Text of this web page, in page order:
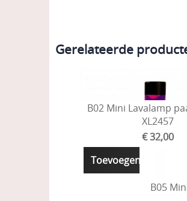
Gerelateerde
B02 Mini Lavalamp
XL2457
€ 32,00
Toevoegen aan
B05